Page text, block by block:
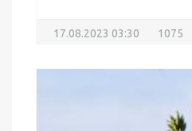
17.08.2023 03:30 1075